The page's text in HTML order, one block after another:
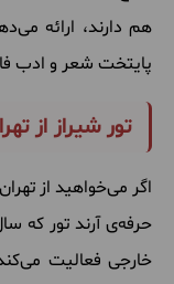
هم دارند، ارائه
پایتخت شعر و ادب
تور شیراز از
حرفه‌ی آرند تور که
خارجی فعالیت